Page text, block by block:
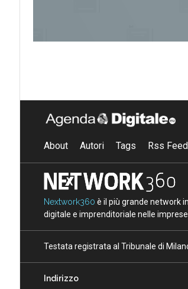
About Autori Tags Rss Feed
Nextwork360 è il più grande network
digitale e imprenditoriale nelle
Testata registrata al Tribunale di
Indirizzo